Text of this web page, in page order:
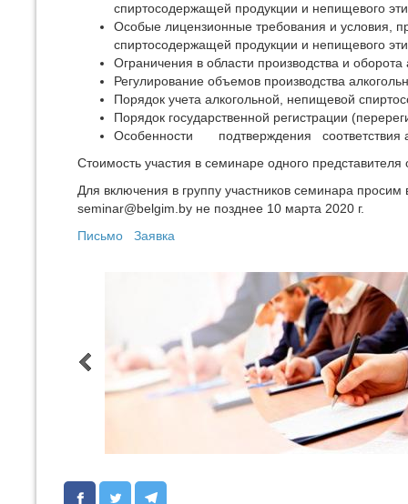
спиртосодержащей продукции и непищевого
Особые лицензионные требования и условия,
спиртосодержащей продукции и непищевого
Ограничения в области производства и
Регулирование объемов производства
Порядок учета алкогольной, непищевой
Порядок государственной регистрации
Особенности подтверждения соответствия
Стоимость участия в семинаре одного
Для включения в группу участников семинара
seminar@belgim.by не позднее 10 марта 2020 г.
Письмо
Заявка